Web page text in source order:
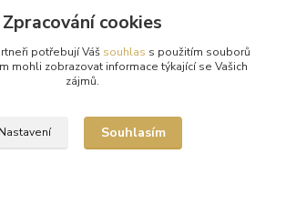
strana z 2další
Zpracování cookies
potřebují Váš souhlas s použitím souborů
mohli zobrazovat informace týkající se Vašich
zájmů.
Nastavení Souhlasím